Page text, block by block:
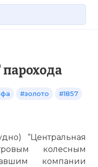
парохода
#золото
#1857
“Центральная
колесным
компании